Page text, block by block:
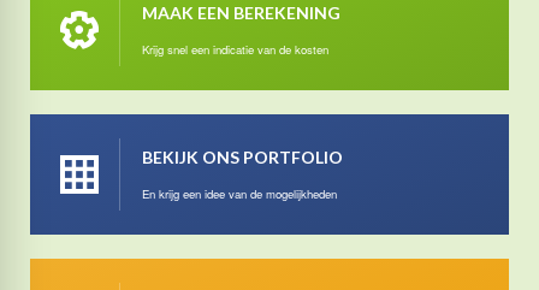
MAAK EEN BEREKENING
Krijg snel een indicatie van de kosten
BEKIJK ONS PORTFOLIO
En krijg een idee van de mogelijkheden